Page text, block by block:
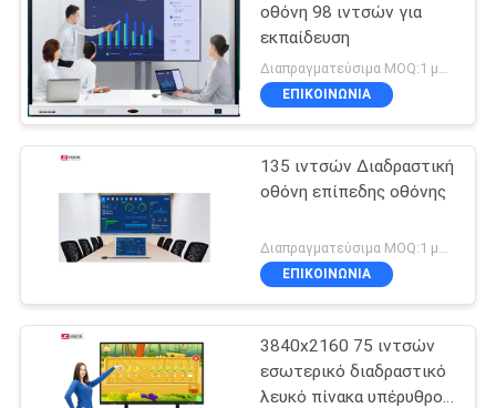
οθόνη 98 ιντσών για
εκπαίδευση
ΕΠΙΚΟΙΝΩΝΙΑ
135 ιντσών Διαδραστική
οθόνη επίπεδης οθόνης
ΕΠΙΚΟΙΝΩΝΙΑ
3840x2160 75 ιντσών
εσωτερικό διαδραστικό
λευκό πίνακα υπέρυθρο